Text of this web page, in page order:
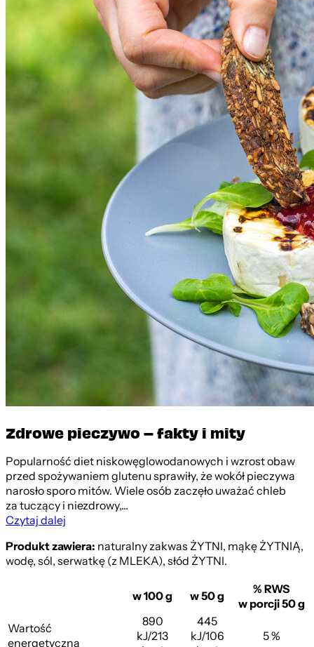
Zdrowe pieczywo – fakty i mity
Popularność diet niskowęglowodanowych i wzrost obaw
przed spożywaniem glutenu sprawiły, że wokół pieczywa
narosło sporo mitów. Wiele osób zaczęło uważać chleb
za tuczący i niezdrowy,...
Czytaj dalej
Produkt zawiera: naturalny zakwas ŻYTNI, mąkę ŻYTNIĄ,
wodę, sól, serwatkę (z MLEKA), słód ŻYTNI.
w 100 g w 50 g
% RWS
w porcji 50 g
Wartość
energetyczna
890
kJ/213
445
kJ/106
5 %